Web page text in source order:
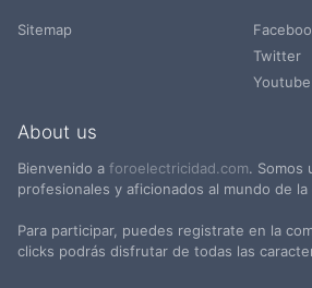
Sitemap
Twitter
Youtube
About us
Bienvenido a foroelectricidad.com. Somos
profesionales y aficionados al mundo de
Para participar, puedes registrate en la
clicks podrás disfrutar de todas las